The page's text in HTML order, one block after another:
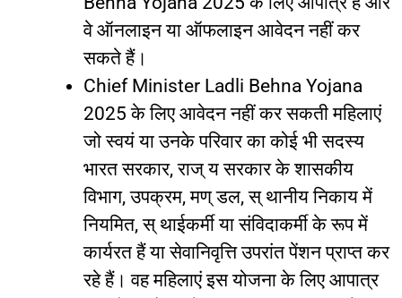
वे ऑनलाइन या ऑफलाइन आवेदन नहीं कर
सकते हैं।
Chief Minister Ladli Behna Yojana
2025के लिए आवेदन नहीं कर सकती महिलाएं
जो स्वयं या उनके परिवार का कोई भी सदस्य
भारत सरकार,राज् य सरकार के शासकीय
विभाग,उपक्रम,मण् डल,स् थानीय निकाय में
नियमित,स् थाईकर्मी या संविदाकर्मी के रूप में
कार्यरत हैं या सेवानिवृत्ति उपरांत पेंशन प्राप्त कर
रहे हैं। वह महिलाएं इस योजना के लिए आपात्र